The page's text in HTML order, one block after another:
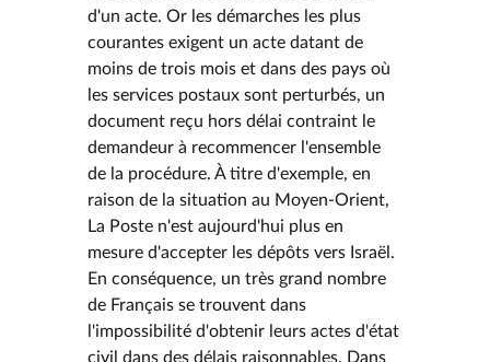
d'un acte. Or les démarches les plus
courantes exigent un acte datant de
moins de trois mois et dans des pays où
les services postaux sont perturbés, un
document reçu hors délai contraint le
demandeur à recommencer l'ensemble
de la procédure. À titre d'exemple, en
raison de la situation au Moyen-Orient,
La Poste n'est aujourd'hui plus en
mesure d'accepter les dépôts vers Israël.
En conséquence, un très grand nombre
de Français se trouvent dans
l'impossibilité d'obtenir leurs actes d'état
civil dans des délais raisonnables. Dans